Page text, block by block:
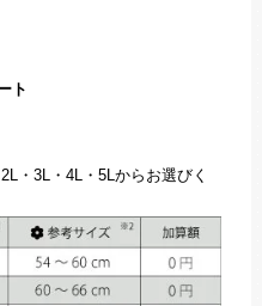
ト
・3L・4L・5Lからお選びく